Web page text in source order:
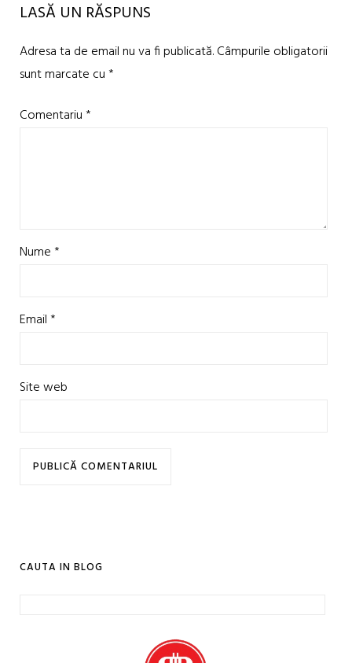
LASĂ UN RĂSPUNS
Adresa ta de email nu va fi publicată.Câmpurile obligatorii
sunt marcate cu*
Comentariu*
Nume*
Email*
Site web
CAUTA IN BLOG